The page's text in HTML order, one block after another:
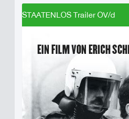
STAATENLOS Trailer OV/d